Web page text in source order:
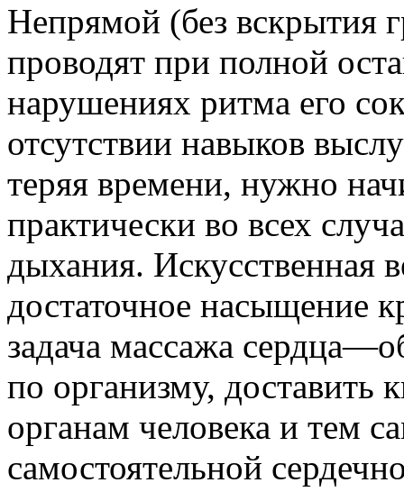
Непрямой (без вскрытия
проводят при полной
нарушениях ритма его
отсутствии навыков
теряя времени, нужно
практически во всех
дыхания. Искусственная
достаточное насыщение
задача массажа
по организму,
органам человека и тем
самостоятельной